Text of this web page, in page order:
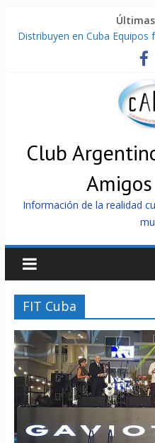
Distribuyen en Cuba
La ONU condena medidas de
Cuba alerta sobre doctrina
Nuevas sanciones de EEUU
cooperación militar con
Brutal represión contra los
venda la patria
Club
Información de la realidad
FIT Cuba